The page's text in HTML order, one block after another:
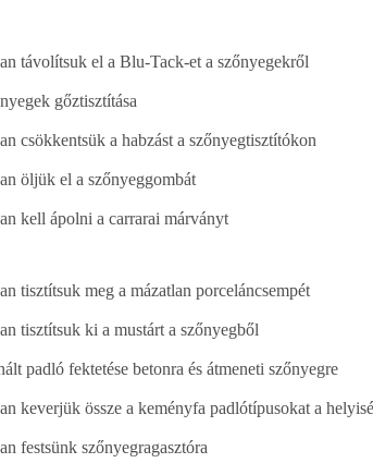
Restaurálás
Bővítések
távolítsuk el a Blu-Tack-et a szőnyegekről
gőztisztítása
csökkentsük a habzást a szőnyegtisztítókon
öljük el a szőnyeggombát
kell ápolni a carrarai márványt
tisztítsuk meg a mázatlan porceláncsempét
tisztítsuk ki a mustárt a szőnyegből
padló fektetése betonra és átmeneti szőnyegre
keverjük össze a keményfa padlótípusokat a
festsünk szőnyegragasztóra